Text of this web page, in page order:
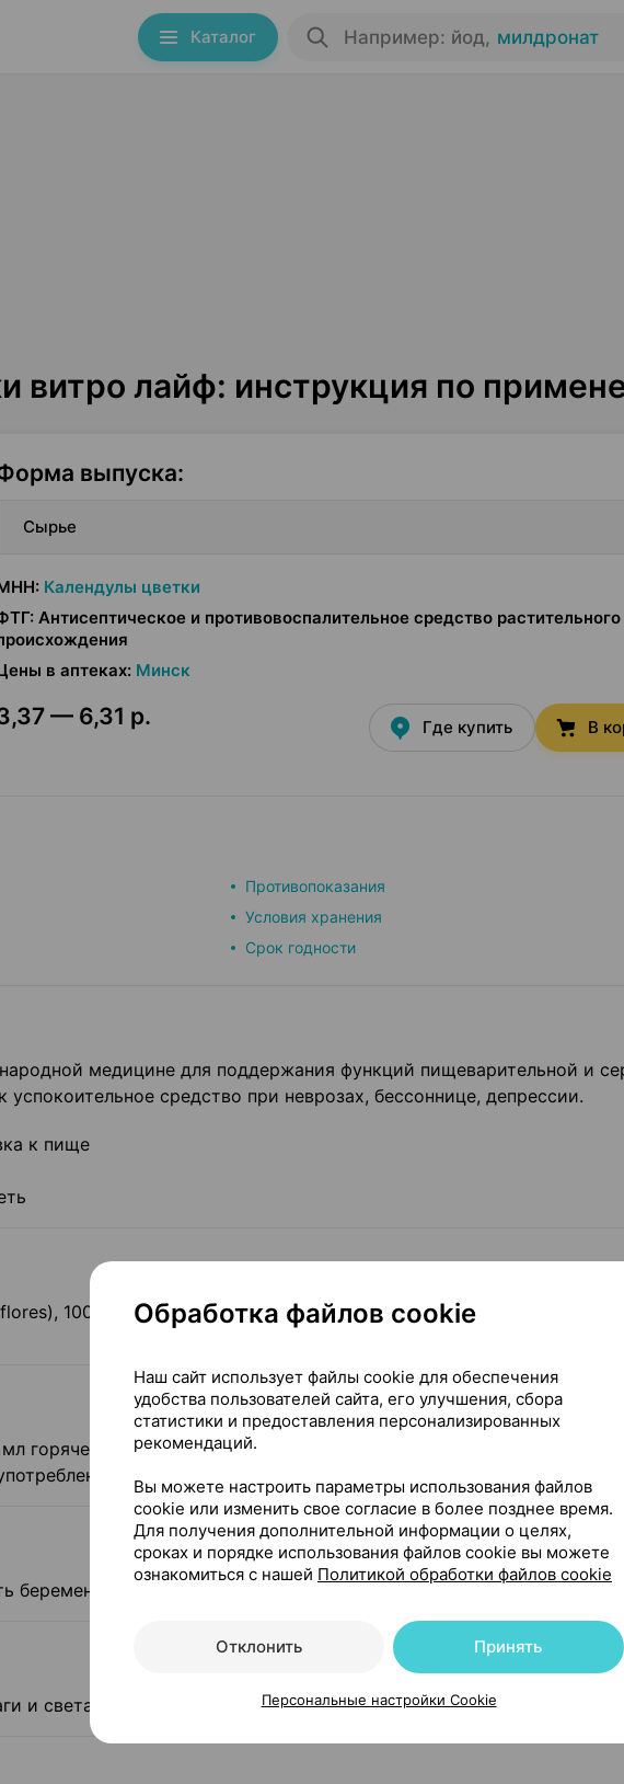
Каталог Например: йод, милдронат
витро лайф: инструкция по
выпуска:
Сырье
: Календулы цветки
: Антисептическое и противовоспалительное средство растительного
в аптеках: Минск
— 6,31 р. Где купить В
Противопоказания
Условия хранения
Срок годности
медицине для поддержания функций пищеварительной и
средство при неврозах, бессоннице, депрессии.
к пище
100 % растительное сырьё, без красителей и консервантов.
горячей кипячёной воды и настоять 5-7 минут. Употреблять не
c 14 лет.
беременным женщинам. Индивидуальная непереносимость.
и света, недоступном для детей месте при температуре от 15 °С
Обработка файлов cookie
Наш сайт использует файлы cookie для обеспечения
удобства пользователей сайта, его улучшения, сбора
статистики и предоставления персонализированных
рекомендаций.
Вы можете настроить параметры использования файлов
cookie или изменить свое согласие в более позднее время.
Для получения дополнительной информации о целях,
сроках и порядке использования файлов cookie вы можете
ознакомиться с нашей Политикой обработки файлов cookie
Отклонить Принять
Персональные настройки Cookie